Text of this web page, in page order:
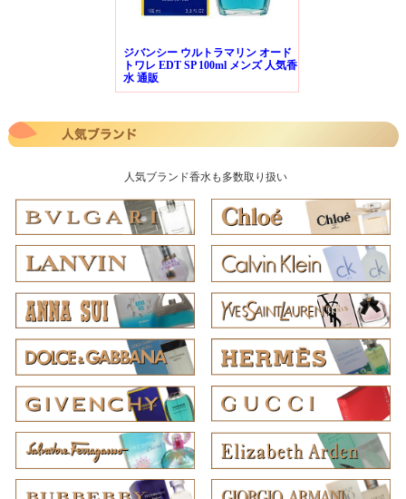
ジバンシー ウルトラマリン オード
トワレ EDT SP 100ml メンズ 人気香
水 通販
人気ブランド香水も多数取り扱い